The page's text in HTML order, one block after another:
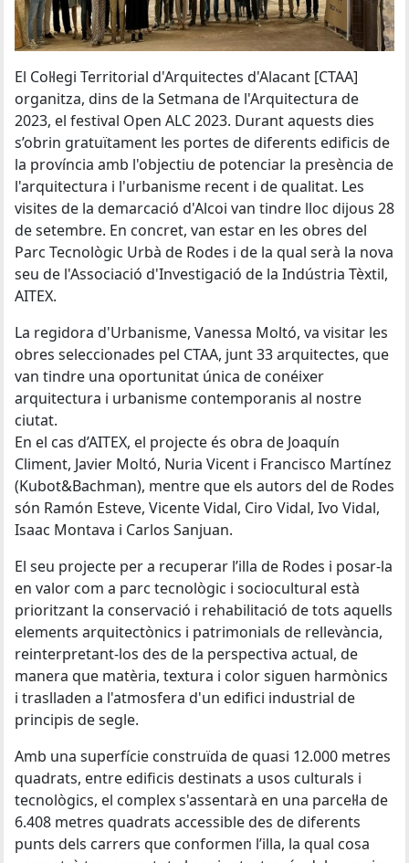
El Col·legi Territorial d'Arquitectes d'Alacant [CTAA]
organitza, dins de la Setmana de l'Arquitectura de
2023, el festival Open ALC 2023. Durant aquests dies
s’obrin gratuïtament les portes de diferents edificis de
la província amb l'objectiu de potenciar la presència de
l'arquitectura i l'urbanisme recent i de qualitat. Les
visites de la demarcació d'Alcoi van tindre lloc dijous 28
de setembre. En concret, van estar en les obres del
Parc Tecnològic Urbà de Rodes i de la qual serà la nova
seu de l'Associació d'Investigació de la Indústria Tèxtil,
AITEX.
La regidora d'Urbanisme, Vanessa Moltó, va visitar les
obres seleccionades pel CTAA, junt 33 arquitectes, que
van tindre una oportunitat única de conéixer
arquitectura i urbanisme contemporanis al nostre
ciutat.
En el cas d’AITEX, el projecte és obra de Joaquín
Climent, Javier Moltó, Nuria Vicent i Francisco Martínez
(Kubot&Bachman), mentre que els autors del de Rodes
són Ramón Esteve, Vicente Vidal, Ciro Vidal, Ivo Vidal,
Isaac Montava i Carlos Sanjuan.
El seu projecte per a recuperar l’illa de Rodes i posar-la
en valor com a parc tecnològic i sociocultural està
prioritzant la conservació i rehabilitació de tots aquells
elements arquitectònics i patrimonials de rellevància,
reinterpretant-los des de la perspectiva actual, de
manera que matèria, textura i color siguen harmònics
i traslladen a l'atmosfera d'un edifici industrial de
principis de segle.
Amb una superfície construïda de quasi 12.000 metres
quadrats, entre edificis destinats a usos culturals i
tecnològics, el complex s'assentarà en una parcel·la de
6.408 metres quadrats accessible des de diferents
punts dels carrers que conformen l’illa, la qual cosa